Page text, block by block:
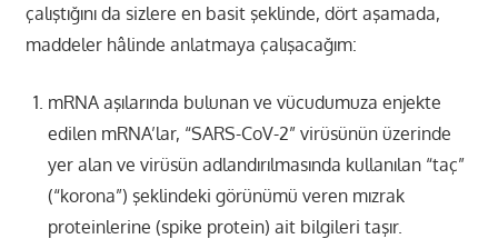
çalıştığını da sizlere en basit şeklinde, dört aşamada,
maddeler hâlinde anlatmaya çalışacağım:
mRNA aşılarında bulunan ve vücudumuza enjekte
edilen mRNA’lar, “SARS-CoV-2” virüsünün üzerinde
yer alan ve virüsün adlandırılmasında kullanılan “taç”
(“korona”) şeklindeki görünümü veren mızrak
proteinlerine (spike protein) ait bilgileri taşır.